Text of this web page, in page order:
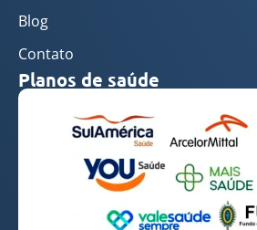
Blog
Contato
Planos de saúde